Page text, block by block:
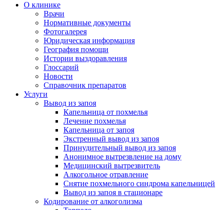
О клинике
Врачи
Нормативные документы
Фотогалерея
Юридическая информация
География помощи
Истории выздоравления
Глоссарий
Новости
Справочник препаратов
Услуги
Вывод из запоя
Капельница от похмелья
Лечение похмелья
Капельница от запоя
Экстренный вывод из запоя
Принудительный вывод из запоя
Анонимное вытрезвление на дому
Медицинский вытрезвитель
Алкогольное отравление
Снятие похмельного синдрома капельницей
Вывод из запоя в стационаре
Кодирование от алкоголизма